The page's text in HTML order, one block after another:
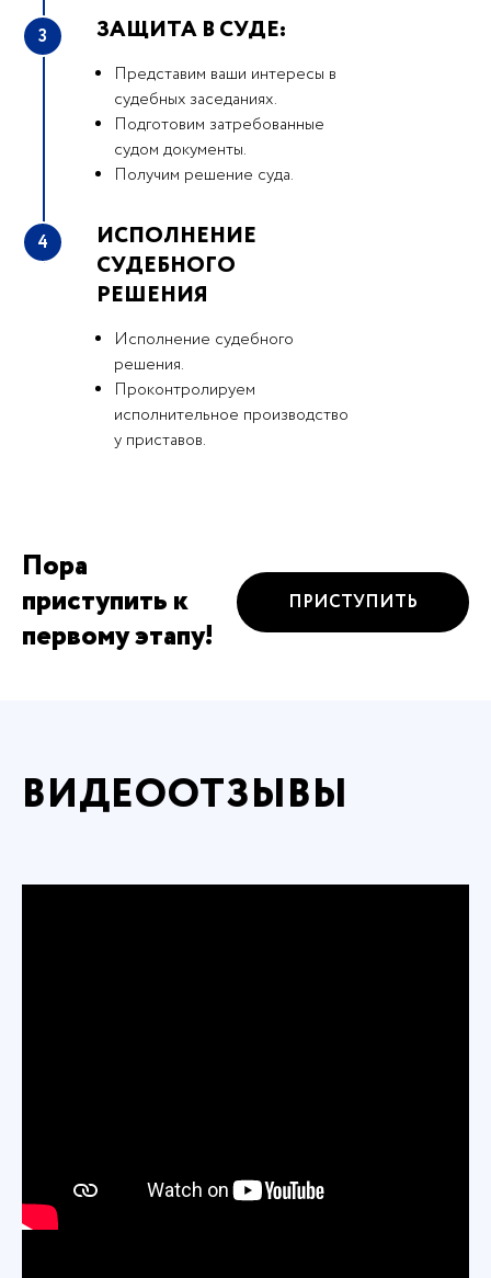
3 ЗАЩИТА В СУДЕ:
Представим ваши интересы в
судебных заседаниях.
Подготовим затребованные
судом документы.
Получим решение суда.
4
ИСПОЛНЕНИЕ
СУДЕБНОГО
РЕШЕНИЯ
Исполнение судебного
решения.
Проконтролируем
исполнительное производство
у приставов.
Пора
приступить к
первому этапу!
ПРИСТУПИТЬ
ВИДЕООТЗЫВЫ